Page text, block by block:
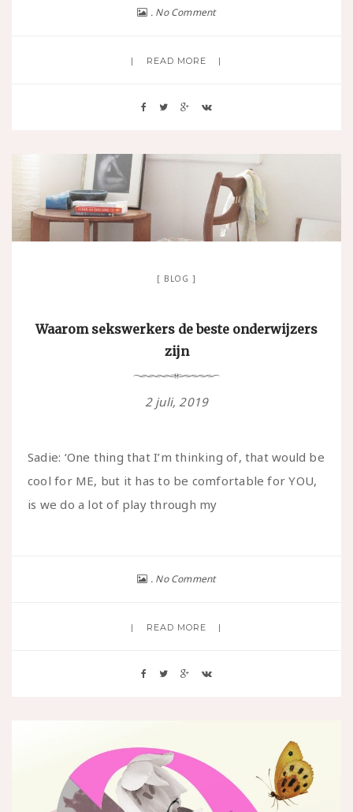
No Comment
READ MORE
BLOG
Waarom sekswerkers de beste onderwijzers
zijn
2 juli, 2019
Sadie: ‘One thing that I’m thinking of, that would be
cool for ME, but it has to be comfortable for YOU,
is we do a lot of play through my
No Comment
READ MORE